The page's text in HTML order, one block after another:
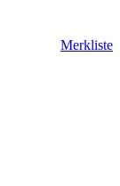
Merkliste